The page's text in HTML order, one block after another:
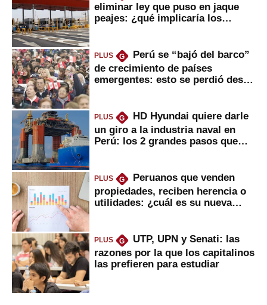
eliminar ley que puso en jaque
peajes: ¿qué implicaría los
PLUS G
Perú se “bajó del barco”
de crecimiento de países
emergentes: esto se perdió desde
PLUS G
HD Hyundai quiere darle
un giro a la industria naval en
Perú: los 2 grandes pasos que
PLUS G
Peruanos que venden
propiedades, reciben herencia o
utilidades: ¿cuál es su nueva
PLUS G
UTP, UPN y Senati: las
razones por la que los capitalinos
las prefieren para estudiar